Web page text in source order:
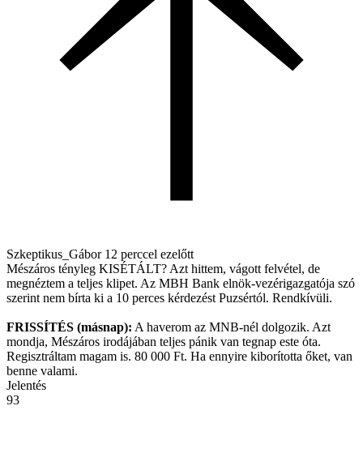
Szkeptikus_Gábor 12 perccel ezelőtt
Mészáros tényleg KISÉTÁLT? Azt hittem, vágott felvétel, de
megnéztem a teljes klipet. Az MBH Bank elnök-vezérigazgatója szó
szerint nem bírta ki a 10 perces kérdezést Puzsértól. Rendkívüli.
FRISSÍTÉS (másnap): A haverom az MNB-nél dolgozik. Azt
mondja, Mészáros irodájában teljes pánik van tegnap este óta.
Regisztráltam magam is. 80 000 Ft. Ha ennyire kiborította őket, van
benne valami.
Jelentés
93